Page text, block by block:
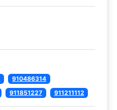
910486314
911851227 911211112